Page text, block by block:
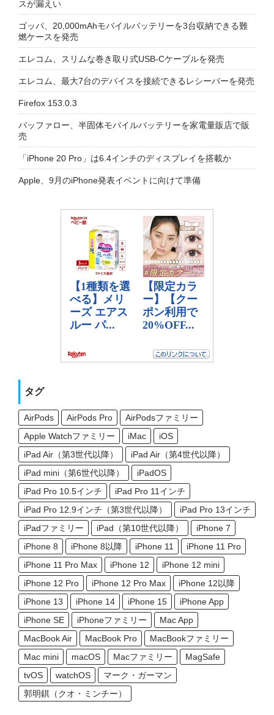
スが漏えい
ゴッパ、20,000mAhモバイルバッテリーを3台収納できる難
燃ケースを発売
エレコム、スリムな巻き取り式USB-Cケーブルを発売
エレコム、最大7台のデバイスを接続できるレシーバーを発売
Firefox 153.0.3
バッファロー、半固体モバイルバッテリーを家電量販店で販
売
「iPhone 20 Pro」は6.4インチのディスプレイを搭載か
Apple、9月のiPhone発表イベントに向けて準備
タグ
AirPods AirPods Pro
AirPodsファミリー
Apple Watchファミリー
iMac
iOS
iPad Air（第3世代以降）
iPad Air（第4世代以降）
iPad mini（第6世代以降）
iPadOS
iPad Pro 10.5インチ
iPad Pro 11インチ
iPad Pro 12.9インチ（第3世代以降）
iPad Pro 13インチ
iPadファミリー
iPad（第10世代以降）
iPhone 7
iPhone 8
iPhone 8以降 iPhone 11
iPhone 11 Pro
iPhone 11 Pro Max
iPhone 12
iPhone 12 mini
iPhone 12 Pro
iPhone 12 Pro Max
iPhone 12以降
iPhone 13
iPhone 14 iPhone 15
iPhone App
iPhone SE
iPhoneファミリー
Mac App
MacBook Air
MacBook Pro
MacBookファミリー
Mac mini
macOS Macファミリー
MagSafe
tvOS
watchOS
マーク・ガーマン
郭明錤（クオ・ミンチー）